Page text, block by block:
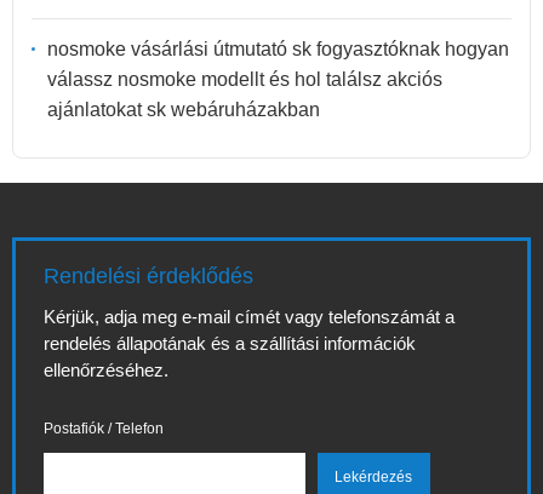
nosmoke vásárlási útmutató sk fogyasztóknak hogyan
válassz nosmoke modellt és hol találsz akciós
ajánlatokat sk webáruházakban
Rendelési érdeklődés
Kérjük, adja meg e-mail címét vagy telefonszámát a
rendelés állapotának és a szállítási információk
ellenőrzéséhez.
Postafiók / Telefon